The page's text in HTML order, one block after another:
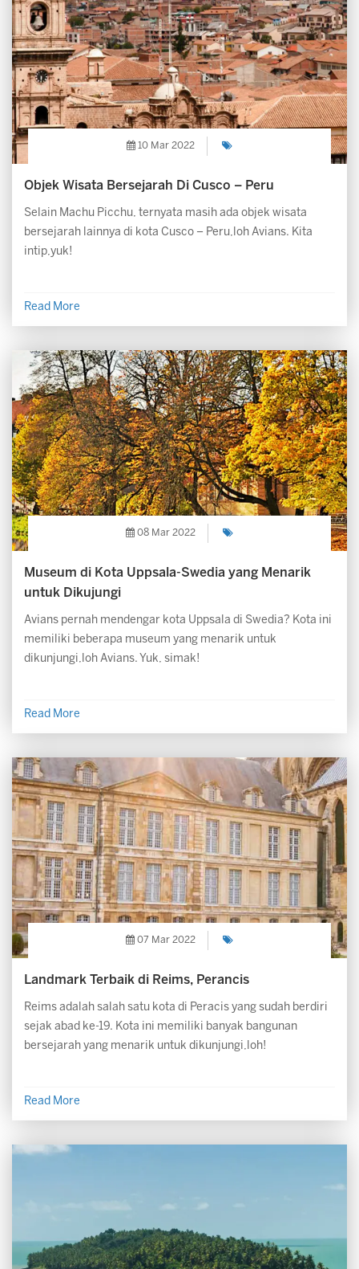
10 Mar 2022
Objek Wisata Bersejarah Di Cusco – Peru
Selain Machu Picchu, ternyata masih ada objek wisata
bersejarah lainnya di kota Cusco – Peru,loh Avians. Kita
intip,yuk!
Read More
08 Mar 2022
Museum di Kota Uppsala-Swedia yang Menarik
untuk Dikujungi
Avians pernah mendengar kota Uppsala di Swedia? Kota ini
memiliki beberapa museum yang menarik untuk
dikunjungi,loh Avians. Yuk, simak!
Read More
07 Mar 2022
Landmark Terbaik di Reims, Perancis
Reims adalah salah satu kota di Peracis yang sudah berdiri
sejak abad ke-19. Kota ini memiliki banyak bangunan
bersejarah yang menarik untuk dikunjungi,loh!
Read More